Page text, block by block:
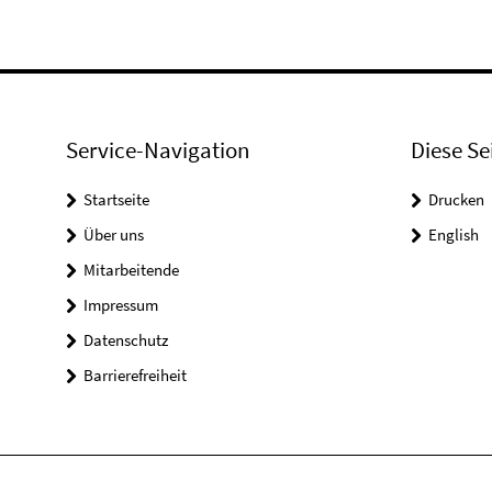
Service-Navigation
Startseite
Über uns
Mitarbeitende
Impressum
Datenschutz
Barrierefreiheit
Diese
Drucken
English